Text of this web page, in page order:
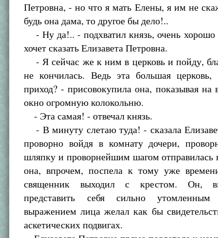
Петровна, - но что я мать Елены, я им не
будь она дама, то другое бы дело!..
- Ну да!.. - подхватил князь, очень
хочет сказать Елизавета Петровна.
- Я сейчас же к ним в церковь и пойду,
не кончилась. Ведь эта большая церковь,
приход? - присовокупила она, показывая на
окно огромную колокольню.
- Эта самая! - отвечал князь.
- В минуту слетаю туда! - сказала
проворно войдя в комнату дочери,
шляпку и проворнейшим шагом отправилась
она, впрочем, поспела к тому уже
священник выходил с крестом. Он,
представить себя сильно
выражением лица желал как бы
аскетических подвигах.